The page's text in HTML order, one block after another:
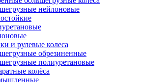
нейлоновые
и рулевые колеса
обрезиненные
полиуретановые
колёса